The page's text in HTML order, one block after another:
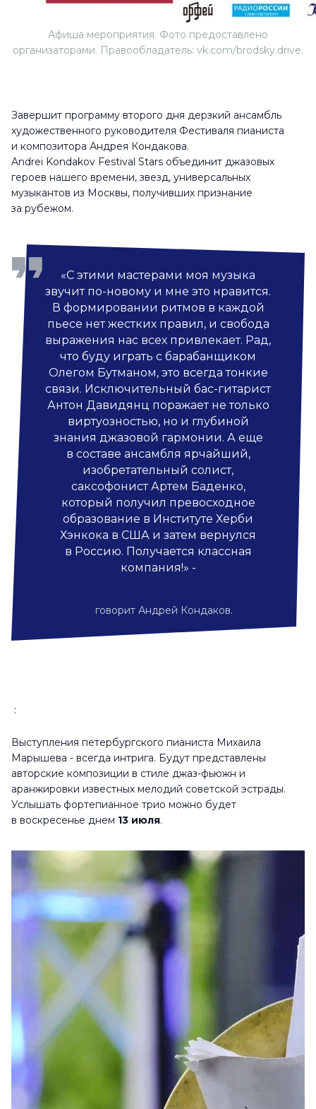
Афиша мероприятия. Фото предоставлено
организаторами. Правообладатель: vk.com/brodsky.drive.
Завершит программу второго дня дерзкий ансамбль
художественного руководителя Фестиваля пианиста
и композитора Андрея Кондакова.
Andrei Kondakov Festival Stars объединит джазовых
героев нашего времени, звезд, универсальных
музыкантов из Москвы, получивших признание
за рубежом.
«С этими мастерами моя музыка
звучит по-новому и мне это нравится.
В формировании ритмов в каждой
пьесе нет жестких правил, и свобода
выражения нас всех привлекает. Рад,
что буду играть с барабанщиком
Олегом Бутманом, это всегда тонкие
связи. Исключительный бас-гитарист
Антон Давидянц поражает не только
виртуозностью, но и глубиной
знания джазовой гармонии. А еще
в составе ансамбля ярчайший,
изобретательный солист,
саксофонист Артем Баденко,
который получил превосходное
образование в Институте Херби
Хэнкока в США и затем вернулся
в Россию. Получается классная
компания!» -
говорит Андрей Кондаков.
:
Выступления петербургского пианиста Михаила
Марышева - всегда интрига. Будут представлены
авторские композиции в стиле джаз-фьюжн и
аранжировки известных мелодий советской эстрады.
Услышать фортепианное трио можно будет
в воскресенье днем 13 июля.